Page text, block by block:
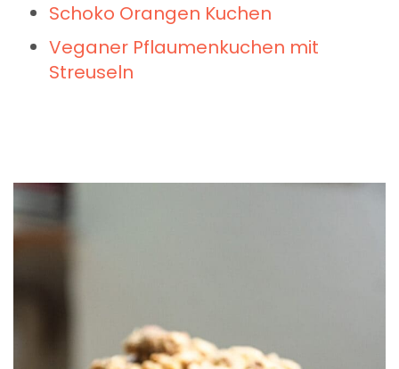
Schoko Orangen Kuchen
Veganer Pflaumenkuchen mit
Streuseln